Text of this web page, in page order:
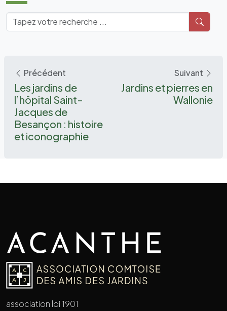
Précédent
Les jardins de
l’hôpital Saint-
Jacques de
Besançon : histoire
et iconographie
Suivant
Jardins et pierres en
Wallonie
association loi 1901